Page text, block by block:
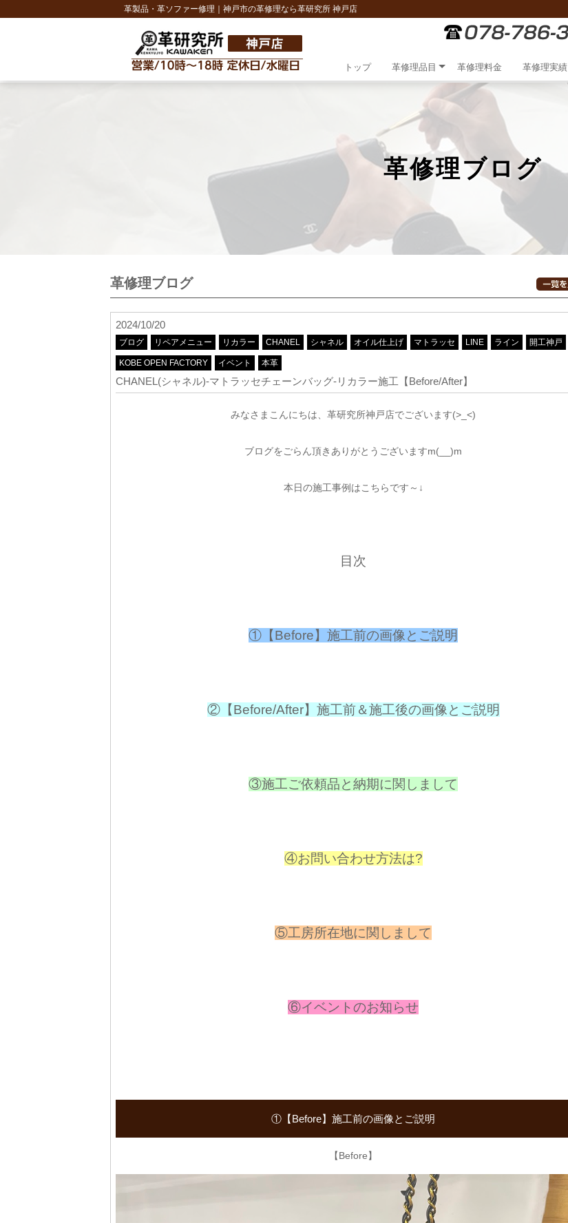
革製品・革ソファー修理｜神戸市の革修理なら革研究所 神戸店
トップ 革修理品目 革修理料金 革修理実績
革修理ブログ
革修理ブログ
2024/10/20
ブログ リペアメニュー リカラー CHANEL シャネル オイル仕上げ マトラッセ LINE ライン 開工神戸
KOBE OPEN FACTORY イベント 本革
CHANEL(シャネル)-マトラッセチェーンバッグ-リカラー施工【Before/After】
みなさまこんにちは、革研究所神戸店でございます(>_<)
ブログをごらん頂きありがとうございますm(__)m
本日の施工事例はこちらです～↓
目次
①【Before】施工前の画像とご説明
②【Before/After】施工前＆施工後の画像とご説明
③施工ご依頼品と納期に関しまして
④お問い合わせ方法は?
⑤工房所在地に関しまして
⑥イベントのお知らせ
①【Before】施工前の画像とご説明
【Before】